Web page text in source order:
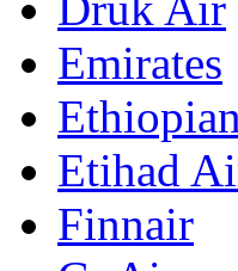
Emirates
Etihad
Finnair